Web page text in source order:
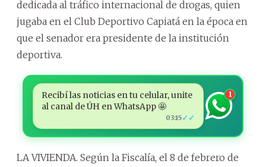
dedicada al tráfico internacional de drogas, quien
jugaba en el Club Deportivo Capiatá en la época en
que el senador era presidente de la institución
deportiva.
Recibí las noticias en tu celular, unite
al canal de ÚH en WhatsApp 🤩
03:15✓✓
1
LA VIVIENDA. Según la Fiscalía, el 8 de febrero de